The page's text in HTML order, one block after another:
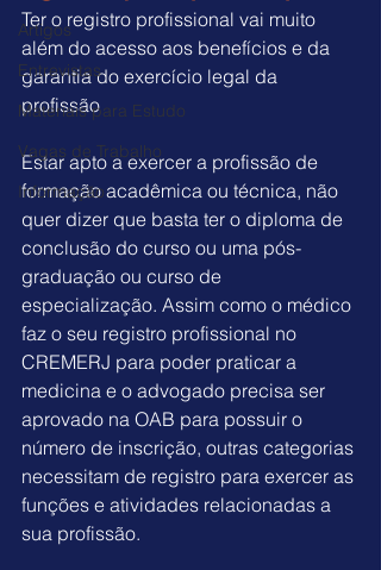
Artigos
Entrevistas
Materiais para Estudo
Vagas de Trabalho
Informação
Ter o registro profissional vai muito
além do acesso aos benefícios e da
garantia do exercício legal da
profissão
Estar apto a exercer a profissão de
formação acadêmica ou técnica, não
quer dizer que basta ter o diploma de
conclusão do curso ou uma pós-
graduação ou curso de
especialização. Assim como o médico
faz o seu registro profissional no
CREMERJ para poder praticar a
medicina e o advogado precisa ser
aprovado na OAB para possuir o
número de inscrição, outras categorias
necessitam de registro para exercer as
funções e atividades relacionadas a
sua profissão.